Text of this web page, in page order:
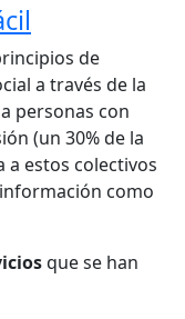
de
a través de la
personas con
(un 30% de la
a estos colectivos
como
que se han